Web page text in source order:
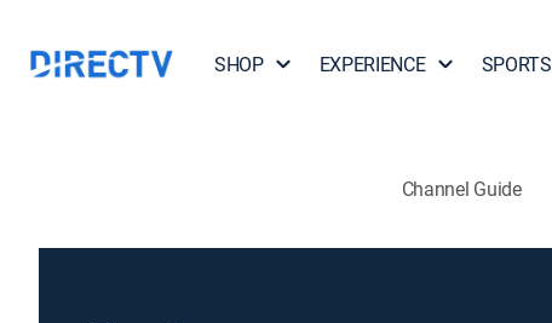
SHOP EXPERIENCE SPORTS
Channel Guide